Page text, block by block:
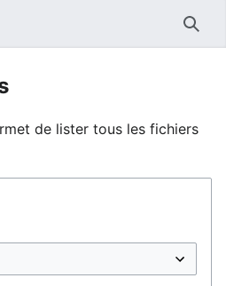
de lister tous les fichiers